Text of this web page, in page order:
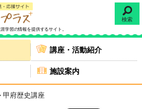
学習の情報を提供するサイト。
検索
講座・活動紹介
施設案内
甲府歴史講座